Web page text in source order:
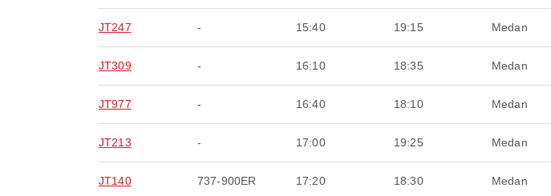
JT247 - 15:40 19:15 Medan
JT309 - 16:10 18:35 Medan
JT977 - 16:40 18:10 Medan
JT213 - 17:00 19:25 Medan
JT140 737-900ER 17:20 18:30 Medan